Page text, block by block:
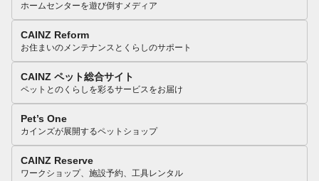
ホームセンターを遊び倒すメディア
CAINZ Reform
お住まいのメンテナンスとくらしのサポート
CAINZ ペット総合サイト
ペットとのくらしを彩るサービスをお届け
Pet’s One
カインズが展開するペットショップ
CAINZ Reserve
ワークショップ、施設予約、工具レンタル